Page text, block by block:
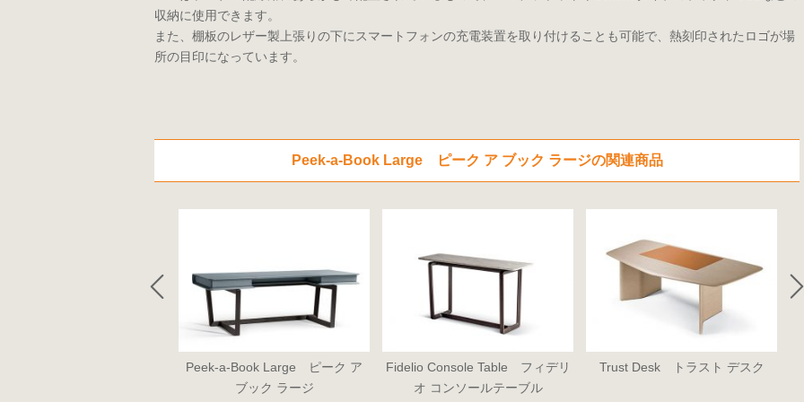
収納に使用できます。
また、棚板のレザー製上張りの下にスマートフォンの充電装置を取り付けることも可能で、熱刻印されたロゴが場
所の目印になっています。
Peek-a-Book Large ピーク ア ブック ラージの関連商品
Peek-a-Book Large ピーク ア
ブック ラージ
Fidelio Console Table フィデリ
オ コンソールテーブル
Trust Desk トラスト デスク